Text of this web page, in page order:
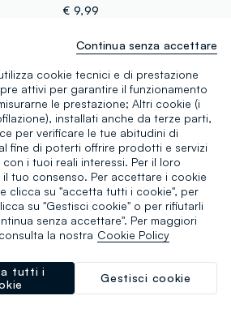
€ 9,99
cookie tecnici e di prestazione
attivi per garantire il funzionamento
le prestazione; Altri cookie (i
installati anche da terze parti,
per verificare le tue abitudini di
fine di poterti offrire prodotti e servizi
con i tuoi reali interessi. Per il loro
il tuo consenso. Per accettare i cookie
clicca su "accetta tutti i cookie", per
su "Gestisci cookie" o per rifiutarli
senza accettare". Per maggiori
la nostra Cookie Policy
Gestisci cookie
tutti i
Continua senza accettare